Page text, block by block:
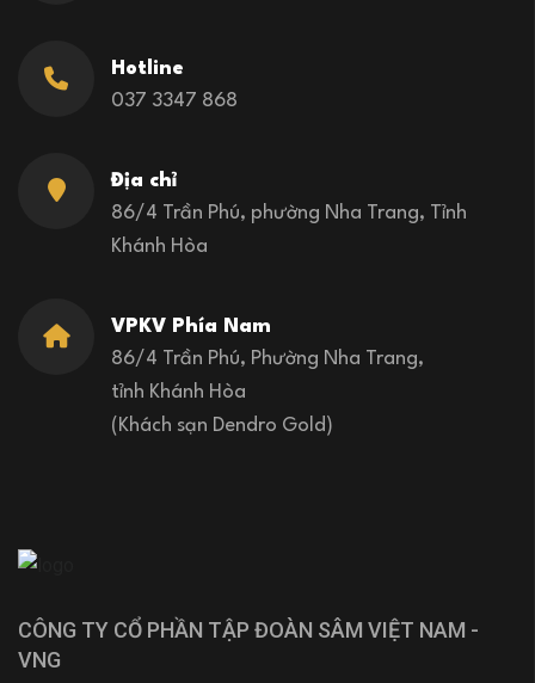
Hotline
037 3347 868
Địa chỉ
86/4 Trần Phú, phường Nha Trang, Tỉnh
Khánh Hòa
VPKV Phía Nam
86/4 Trần Phú, Phường Nha Trang,
tỉnh Khánh Hòa
(Khách sạn Dendro Gold)
CÔNG TY CỔ PHẦN TẬP ĐOÀN SÂM VIỆT NAM -
VNG